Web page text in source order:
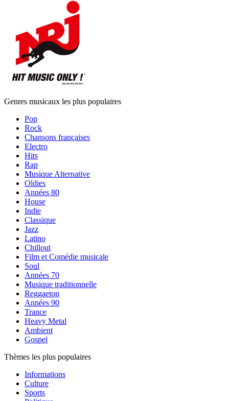
Genres musicaux les plus populaires
Pop
Rock
Chansons françaises
Electro
Hits
Rap
Musique Alternative
Oldies
Années 80
House
Indie
Classique
Jazz
Latino
Chillout
Film et Comédie musicale
Soul
Années 70
Musique traditionnelle
Reggaeton
Années 90
Trance
Heavy Metal
Ambient
Gospel
Thèmes les plus populaires
Informations
Culture
Sports